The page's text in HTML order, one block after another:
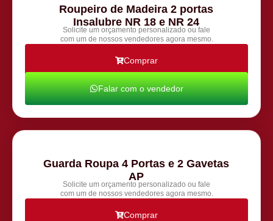
Roupeiro de Madeira 2 portas
Insalubre NR 18 e NR 24
Solicite um orçamento personalizado ou fale
com um de nossos vendedores agora mesmo.
Comprar
Falar com o vendedor
Guarda Roupa 4 Portas e 2 Gavetas
AP
Solicite um orçamento personalizado ou fale
com um de nossos vendedores agora mesmo.
Comprar